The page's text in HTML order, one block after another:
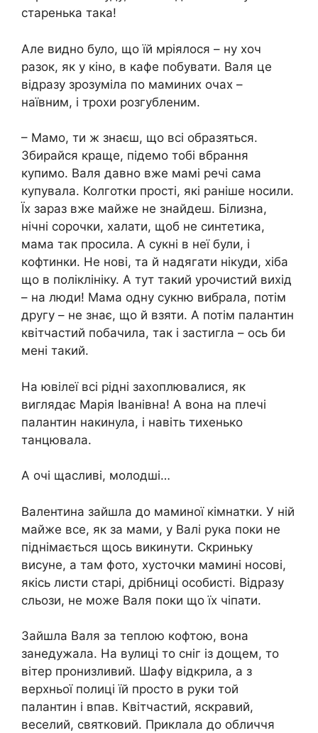
старенька така!
Але видно було, що їй мріялося – ну хоч
разок, як у кіно, в кафе побувати. Валя це
відразу зрозуміла по маминих очах –
наївним, і трохи розгубленим.
– Мамо, ти ж знаєш, що всі образяться.
Збирайся краще, підемо тобі вбрання
купимо. Валя давно вже мамі речі сама
купувала. Колготки прості, які раніше носили.
Їх зараз вже майже не знайдеш. Білизна,
нічні сорочки, халати, щоб не синтетика,
мама так просила. А сукні в неї були, і
кофтинки. Не нові, та й надягати нікуди, хіба
що в поліклініку. А тут такий урочистий вихід
– на люди! Мама одну сукню вибрала, потім
другу – не знає, що й взяти. А потім палантин
квітчастий побачила, так і застигла – ось би
мені такий.
На ювілеї всі рідні захоплювалися, як
виглядає Марія Іванівна! А вона на плечі
палантин накинула, і навіть тихенько
танцювала.
А очі щасливі, молодші…
Валентина зайшла до маминої кімнатки. У ній
майже все, як за мами, у Валі рука поки не
піднімається щось викинути. Скриньку
висуне, а там фото, хусточки мамині носові,
якісь листи старі, дрібниці особисті. Відразу
сльози, не може Валя поки що їх чіпати.
Зайшла Валя за теплою кофтою, вона
занедужала. На вулиці то сніг із дощем, то
вітер пронизливий. Шафу відкрила, а з
верхньої полиці їй просто в руки той
палантин і впав. Квітчастий, яскравий,
веселий, святковий. Приклала до обличчя